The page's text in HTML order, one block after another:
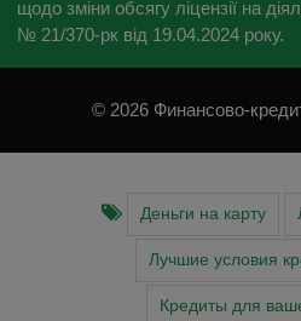
щодо зміни обсягу ліцензії на
№ 21/370-рк від 19.04.2024 року.
© 2026 Финансово-
Деньги на карту
Лучшие условия
Кредиты для